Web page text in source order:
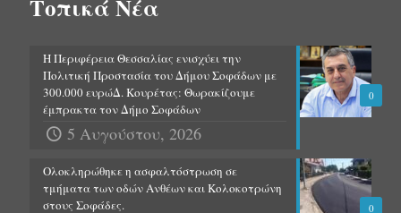
Τοπικά Νέα
0
Η Περιφέρεια Θεσσαλίας ενισχύει την
Πολιτική Προστασία του Δήμου Σοφάδων με
300.000 ευρώΔ. Κουρέτας: Θωρακίζουμε
έμπρακτα τον Δήμο Σοφάδων
5 Αυγούστου, 2026
0
Ολοκληρώθηκε η ασφαλτόστρωση σε
τμήματα των οδών Ανθέων και Κολοκοτρώνη
στους Σοφάδες.